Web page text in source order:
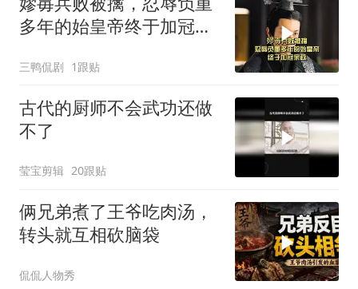
多年的始皇帝终于加冠亲
三鸭侃剧 1跟贴
古代的厨师不会武功还做
不了
莹宝剪辑 20跟贴
俩兄弟煮了王爷吃肉汤，
转头就互相砍脑袋
侃侃人物秀